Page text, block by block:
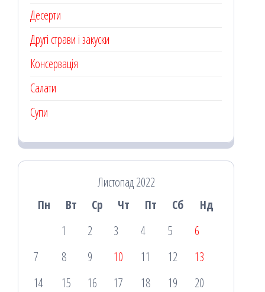
Десерти
Другі страви і закуски
Консервація
Салати
Супи
Листопад 2022
Пн
Вт Ср Чт Пт Сб
Нд
1
2 3 4 5
6
7
8 9 10 11 12
13
14
15 16 17 18 19
20